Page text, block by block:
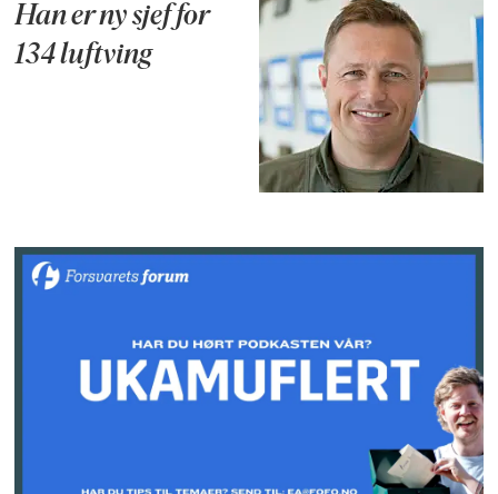
Han er ny sjef for
134 luftving